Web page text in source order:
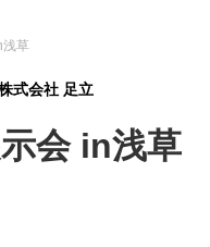
浅草
式会社 足立
会 in浅草